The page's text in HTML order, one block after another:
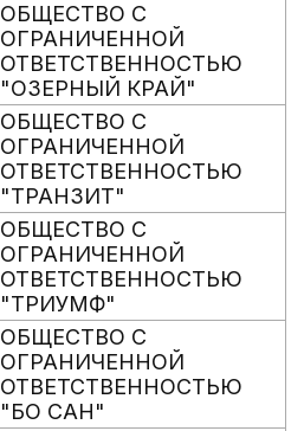
ОБЩЕСТВО С
ОГРАНИЧЕННОЙ
ОТВЕТСТВЕННОСТЬЮ
"ОЗЕРНЫЙ КРАЙ"
ОБЩЕСТВО С
ОГРАНИЧЕННОЙ
ОТВЕТСТВЕННОСТЬЮ
"ТРАНЗИТ"
ОБЩЕСТВО С
ОГРАНИЧЕННОЙ
ОТВЕТСТВЕННОСТЬЮ
"ТРИУМФ"
ОБЩЕСТВО С
ОГРАНИЧЕННОЙ
ОТВЕТСТВЕННОСТЬЮ
"БО САН"